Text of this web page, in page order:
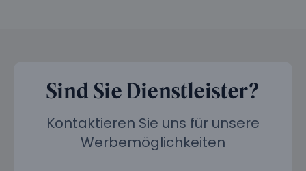
Sind Sie Dienstleister?
Kontaktieren Sie uns für unsere
Werbemöglichkeiten